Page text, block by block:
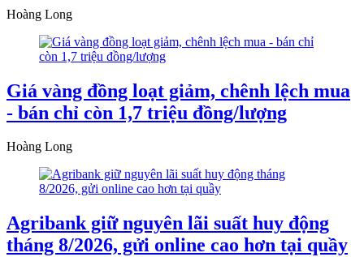
Hoàng Long
Giá vàng đồng loạt giảm, chênh lệch mua
- bán chỉ còn 1,7 triệu đồng/lượng
Hoàng Long
Agribank giữ nguyên lãi suất huy động
tháng 8/2026, gửi online cao hơn tại quầy